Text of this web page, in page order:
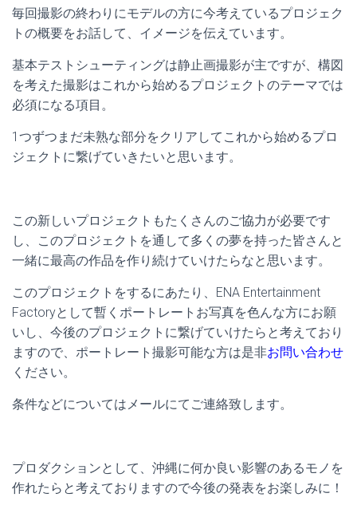
毎回撮影の終わりにモデルの方に今考えているプロジェク
トの概要をお話して、イメージを伝えています。
基本テストシューティングは静止画撮影が主ですが、構図
を考えた撮影はこれから始めるプロジェクトのテーマでは
必須になる項目。
1つずつまだ未熟な部分をクリアしてこれから始めるプロ
ジェクトに繋げていきたいと思います。
この新しいプロジェクトもたくさんのご協力が必要です
し、このプロジェクトを通して多くの夢を持った皆さんと
一緒に最高の作品を作り続けていけたらなと思います。
このプロジェクトをするにあたり、ENA Entertainment
Factoryとして暫くポートレートお写真を色んな方にお願
いし、今後のプロジェクトに繋げていけたらと考えており
ますので、ポートレート撮影可能な方は是非お問い合わせ
ください。
条件などについてはメールにてご連絡致します。
プロダクションとして、沖縄に何か良い影響のあるモノを
作れたらと考えておりますので今後の発表をお楽しみに！